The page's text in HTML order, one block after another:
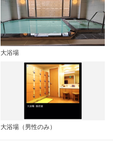
大浴場
大浴場（男性のみ）